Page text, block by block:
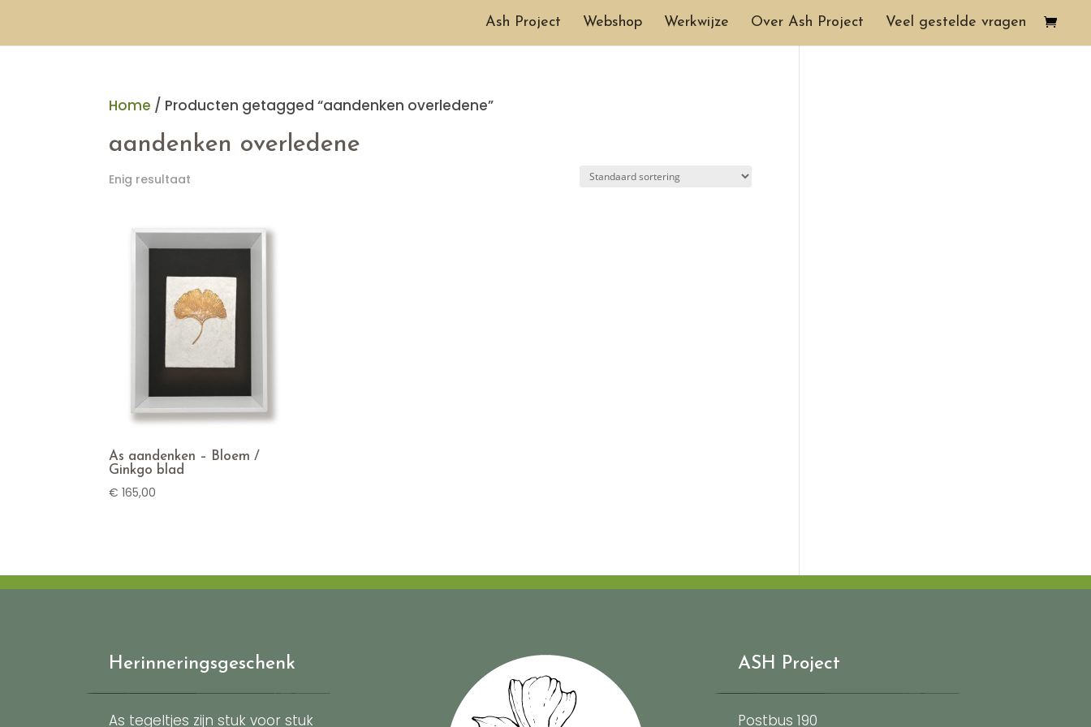
Ash Project Webshop Werkwijze Over Ash Project Veel gestelde vragen
Home / Producten getagged “aandenken overledene”
aandenken overledene
Enig resultaat
As aandenken – Bloem /
Ginkgo blad
€ 165,00
Herinneringsgeschenk
As tegeltjes zijn stuk voor stuk
ASH Project
Postbus 190